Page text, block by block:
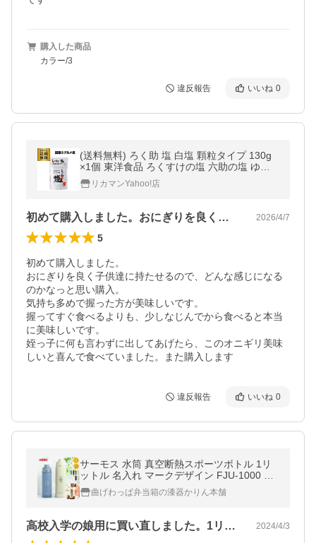
購入した商品
カラー/3
違反報告 いいね 0
(送料無料) ろく助 塩 白塩 顆粒タイプ 130g
×1個 東洋食品 ろくすけの塩 六助の塩 ゆう
パケ 八幡
リカマンYahoo!店
初めて購入しました。おにぎりを良く子供… 2026/4/7
5
初めて購入しました。
おにぎりを良く子供達に持たせるので、どんな感じになる
のかなっと思い購入。
気持ち多めで握った方が美味しいです。
握ってすぐ食べるよりも、少しなじんでから食べると本当
に美味しいです。
姪っ子に何も言わずに出してあげたら、このオニギリ美味
しいと喜んで食べていました。また購入します
違反報告 いいね 0
サーモス 水筒 真空断熱スポーツボトル 1リ
ットル 名入れ マークデザイン FJU-1000 1L
食洗機対応
曲げわっぱ弁当箱の漆器かりん本舗
高校入学の娘用に買い直しました。1リッ… 2024/4/3